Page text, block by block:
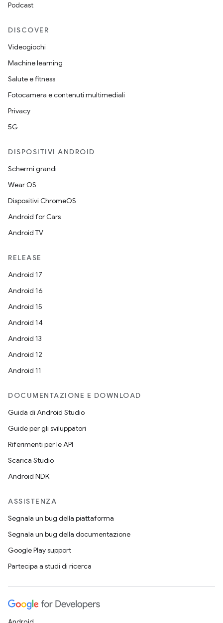
Podcast
DISCOVER
Videogiochi
Machine learning
Salute e fitness
Fotocamera e contenuti multimediali
Privacy
5G
DISPOSITIVI ANDROID
Schermi grandi
Wear OS
Dispositivi ChromeOS
Android for Cars
Android TV
RELEASE
Android 17
Android 16
Android 15
Android 14
Android 13
Android 12
Android 11
DOCUMENTAZIONE E DOWNLOAD
Guida di Android Studio
Guide per gli sviluppatori
Riferimenti per le API
Scarica Studio
Android NDK
ASSISTENZA
Segnala un bug della piattaforma
Segnala un bug della documentazione
Google Play support
Partecipa a studi di ricerca